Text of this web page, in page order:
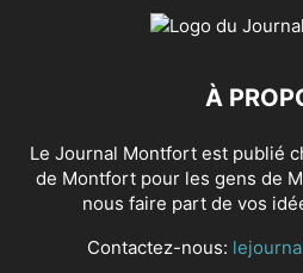
À
Le Journal Montfort est publié
de Montfort pour les gens de
nous faire part de vos
Contactez-nous: